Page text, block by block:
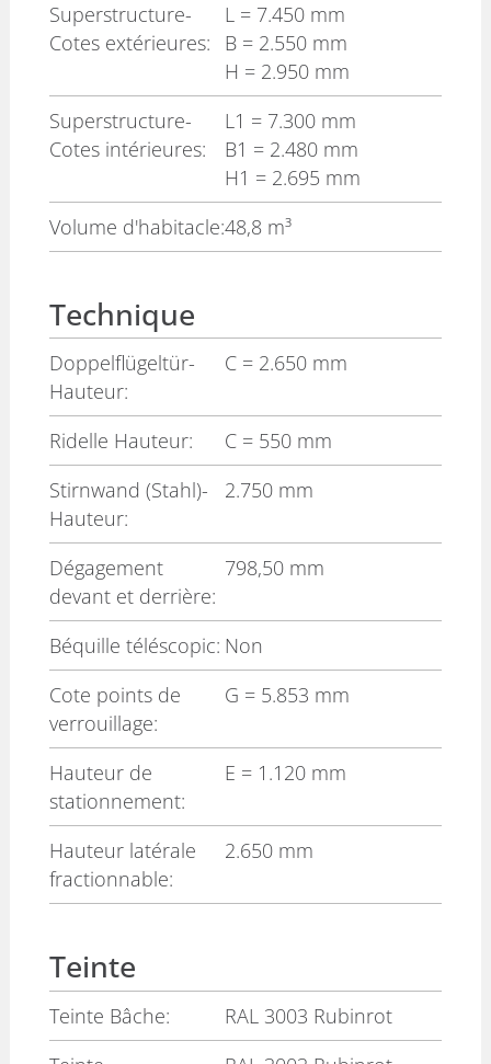
Superstructure-
Cotes extérieures:
L = 7.450 mm
B = 2.550 mm
H = 2.950 mm
Superstructure-
Cotes intérieures:
L1 = 7.300 mm
B1 = 2.480 mm
H1 = 2.695 mm
Volume d'habitacle:48,8 m³
Technique
Doppelflügeltür-
Hauteur:
C = 2.650 mm
Ridelle Hauteur: C = 550 mm
Stirnwand (Stahl)-
Hauteur:
2.750 mm
Dégagement
devant et derrière:
798,50 mm
Béquille téléscopic: Non
Cote points de
verrouillage:
G = 5.853 mm
Hauteur de
stationnement:
E = 1.120 mm
Hauteur latérale
fractionnable:
2.650 mm
Teinte
Teinte Bâche:
RAL 3003 Rubinrot